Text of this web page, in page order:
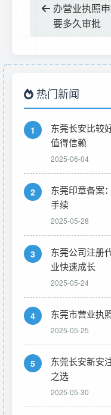
办营业执照
要多久审批
热门新闻
1
东莞长安比较
值得信赖
2025-06-04
2
东莞印章备案
手续
2025-05-28
3
东莞公司注册
业快速成长
2025-05-24
4 东莞市营业执
2025-05-25
5
东莞长安新安
之选
2025-05-30